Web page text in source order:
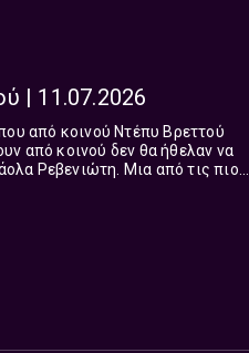
| 11.07.2026
από κοινού Ντέπυ Βρεττού
από κοινού δεν θα ήθελαν να
Ρεβενιώτη. Μια από τις πιο